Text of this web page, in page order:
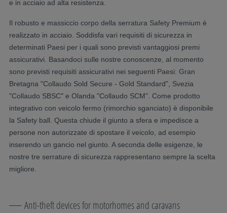
e in acciaio ad alta resistenza.
Il robusto e massiccio corpo della serratura Safety Premium è
realizzato in acciaio. Soddisfa vari requisiti di sicurezza in
determinati Paesi per i quali sono previsti vantaggiosi premi
assicurativi. Basandoci sulle nostre conoscenze, al momento
sono previsti requisiti assicurativi nei seguenti Paesi: Gran
Bretagna "Collaudo Sold Secure - Gold Standard", Svezia
"Collaudo SBSC" e Olanda "Collaudo SCM". Come prodotto
integrativo con veicolo fermo (rimorchio sganciato) è disponibile
la Safety ball. Questa chiude il giunto a sfera e impedisce a
persone non autorizzate di spostare il veicolo, ad esempio
inserendo un gancio nel giunto. A seconda delle esigenze, le
nostre tre serrature di sicurezza rappresentano sempre la scelta
migliore.
Anti-theft devices for motorhomes and caravans